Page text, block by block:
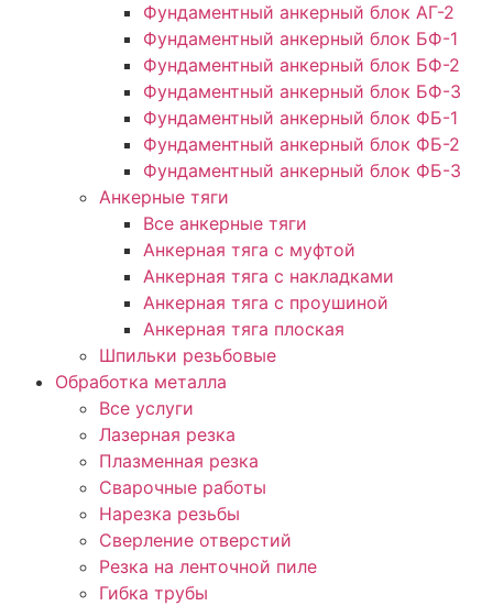
Фундаментный анкерный блок АГ-2
Фундаментный анкерный блок БФ-1
Фундаментный анкерный блок БФ-2
Фундаментный анкерный блок БФ-3
Фундаментный анкерный блок ФБ-1
Фундаментный анкерный блок ФБ-2
Фундаментный анкерный блок ФБ-3
Анкерные тяги
Все анкерные тяги
Анкерная тяга с муфтой
Анкерная тяга с накладками
Анкерная тяга с проушиной
Анкерная тяга плоская
Шпильки резьбовые
Обработка металла
Все услуги
Лазерная резка
Плазменная резка
Сварочные работы
Нарезка резьбы
Сверление отверстий
Резка на ленточной пиле
Гибка трубы